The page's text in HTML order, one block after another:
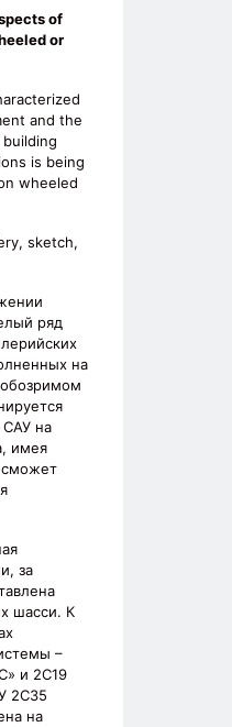
of
or
and the
is being
wheeled
sketch,
ряд
на
САУ на
имея
сможет
за
шасси. К
–
и 2С19
2С35
на